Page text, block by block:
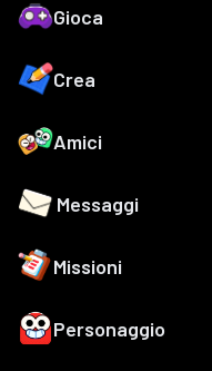
Gioca
Crea
Amici
Messaggi
Missioni
Personaggio